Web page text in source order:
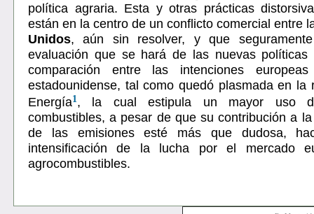
política agraria. Esta y otras prácticas
están en la centro de un conflicto comercial entre
Unidos, aún sin resolver, y que
evaluación que se hará de las nuevas políticas
comparación entre las intenciones
estadounidense, tal como quedó plasmada en la
Energía1, la cual estipula un mayor uso
combustibles, a pesar de que su contribución a
de las emisiones esté más que dudosa,
intensificación de la lucha por el mercado
agrocombustibles.